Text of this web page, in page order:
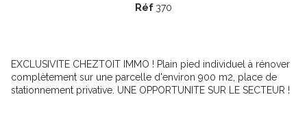
Réf 370
EXCLUSIVITE CHEZTOIT IMMO ! Plain pied individuel à rénover
complètement sur une parcelle d'environ 900 m2, place de
stationnement privative. UNE OPPORTUNITE SUR LE SECTEUR !